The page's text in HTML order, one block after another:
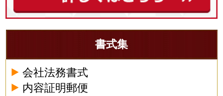
書式集
会社法務書式
内容証明郵便